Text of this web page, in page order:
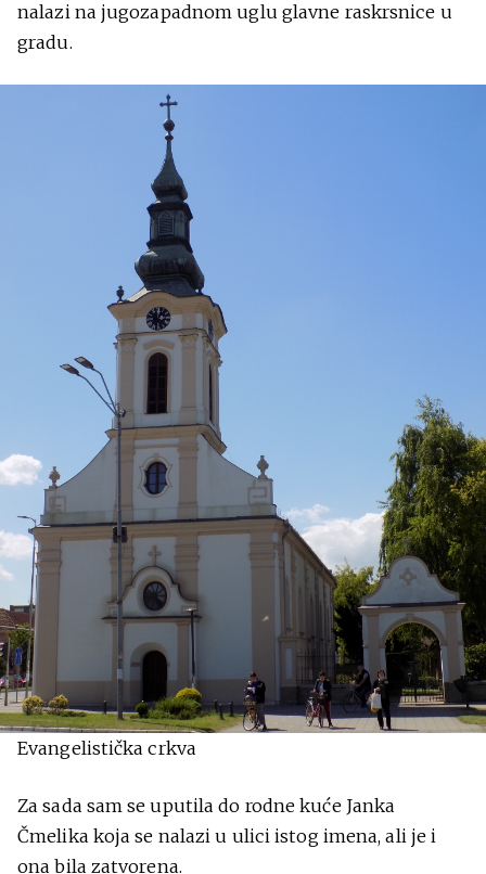
nalazi na jugozapadnom uglu glavne raskrsnice u
gradu.
Evangelistička crkva
Za sada sam se uputila do rodne kuće Janka
Čmelika koja se nalazi u ulici istog imena, ali je i
ona bila zatvorena.